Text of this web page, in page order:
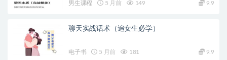
男生课程 5 月前 149 9.9
聊天实战话术（追女生必学）
电子书 5 月前 181 9.9